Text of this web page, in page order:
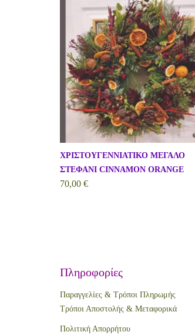
ΧΡΙΣΤΟΥΓΕΝΝΙΑΤΙΚΟ ΜΕΓΑΛΟ
ΣΤΕΦΑΝΙ CINNAMON ORANGE
70,00 €
Πληροφορίες
Παραγγελίες & Τρόποι Πληρωμής
Τρόποι Αποστολής & Μεταφορικά
Πολιτική Απορρήτου